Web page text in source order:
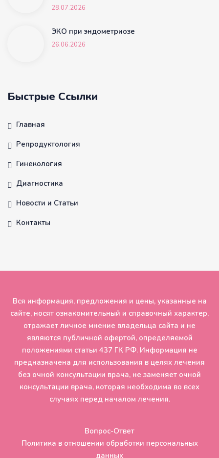
28.07.2026
ЭКО при эндометриозе
26.06.2026
Быстрые Ссылки
Главная
Репродуктология
Гинекология
Диагностика
Новости и Статьи
Контакты
Вся информация, предложения и цены, указанные на
сайте, носят ознакомительный и справочный характер,
отражает личное мнение владельца сайта и не
являются публичной офертой, определяемой
положениями статьи 437 ГК РФ. Информация не
предназначена для использования в целях лечения
без очной консультации врача, не заменяет очной
консультации врача, которая необходима во всех
случаях перед началом лечения.
Вопрос-Ответ
Политика в отношении обработки персональных
данных